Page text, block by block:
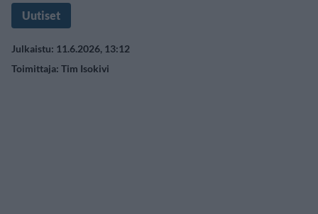
Uutiset
Julkaistu: 11.6.2026, 13:12
Toimittaja: Tim Isokivi